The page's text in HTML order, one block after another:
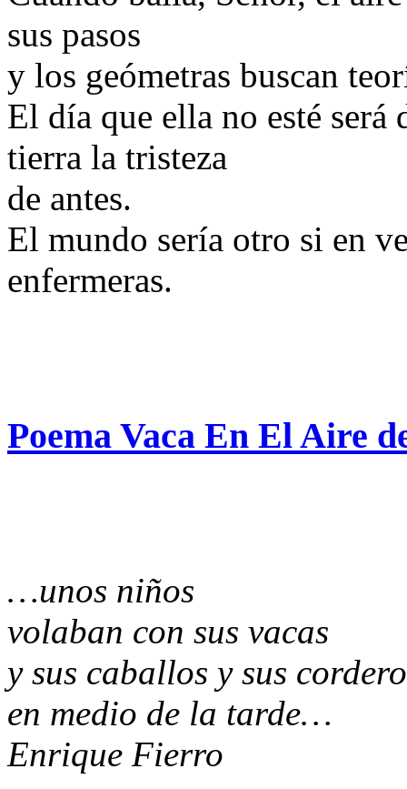
sus pasos
y los geómetras buscan
El día que ella no esté será
tierra la tristeza
de antes.
El mundo sería otro si en
enfermeras.
Poema Vaca En El Aire
…unos niños
volaban con sus vacas
y sus caballos y sus
en medio de la tarde…
Enrique Fierro